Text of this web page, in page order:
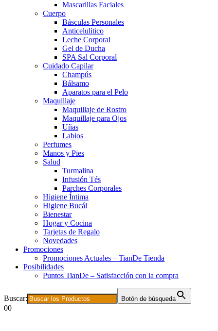
Mascarillas Faciales
Cuerpo
Básculas Personales
Anticelulítico
Leche Corporal
Gel de Ducha
SPA Sal Corporal
Cuidado Capilar
Champús
Bálsamo
Aparatos para el Pelo
Maquillaje
Maquillaje de Rostro
Maquillaje para Ojos
Uñas
Labios
Perfumes
Manos y Pies
Salud
Turmalina
Infusión Tés
Parches Corporales
Higiene Íntima
Higiene Bucál
Bienestar
Hogar y Cocina
Tarjetas de Regalo
Novedades
Promociones
Promociones Actuales – TianDe Tienda
Posibilidades
Puntos TianDe – Satisfacción con la compra
Buscar: Botón de búsqueda
00